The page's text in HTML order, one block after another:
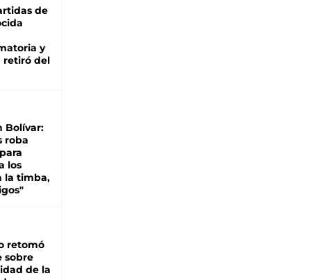
de
y
retiró del
Bolívar:
roba
los
la timba,
retomó
sobre
de la